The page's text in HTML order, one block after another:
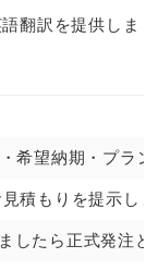
翻訳を提供しま
希望納期・プラ
積もりを提示し
したら正式発注と